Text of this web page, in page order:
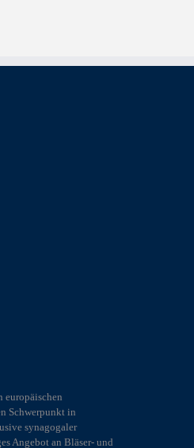
europäischen
Schwerpunkt in
synagogaler
Angebot an Bläser- und